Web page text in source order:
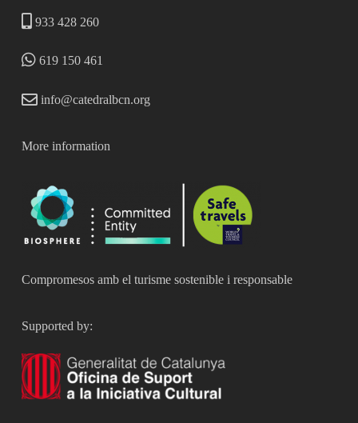
933 428 260
619 150 461
info@catedralbcn.org
More information
Compromesos amb el turisme sostenible i responsable
Supported by: